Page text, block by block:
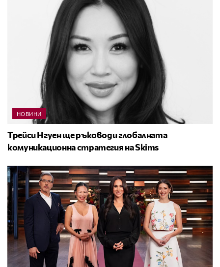
НОВИНИ
Трейси Нгуен ще ръководи глобалната
комуникационна стратегия на Skims